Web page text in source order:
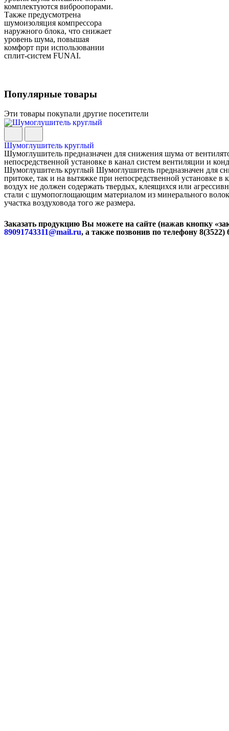
комплектуются виброопорами.
Также предусмотрена
шумоизоляция компрессора
наружного блока, что снижает
уровень шума, повышая
комфорт при использовании
сплит-систем FUNAI.
Популярные товары
Эти товары покупали другие посетители
Шумоглушитель круглый
Шумоглушитель предназначен для снижения шума от
непосредственной установке в канал систем вентиляции и
Шумоглушитель круглый Шумоглушитель предназначен для
притоке, так и на вытяжке при непосредственной установке
воздух не должен содержать твердых, клеящихся или
стали с шумопоглощающим материалом из минерального
участка воздуховода того же размера.
Заказать продукцию Вы можете на сайте (нажав кнопку
89091743311@mail.ru, а также позвонив по телефону 8(3522)